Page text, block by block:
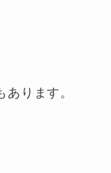
ります。